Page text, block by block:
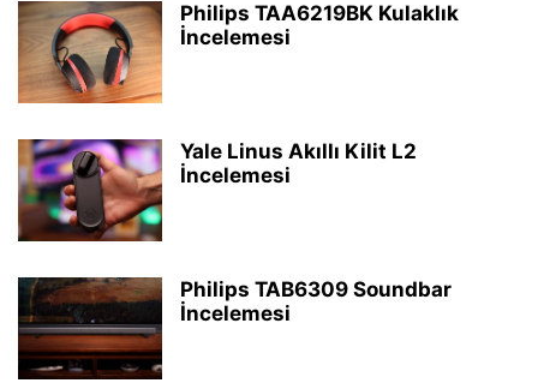
Philips TAA6219BK Kulaklık
İncelemesi
Yale Linus Akıllı Kilit L2
İncelemesi
Philips TAB6309 Soundbar
İncelemesi